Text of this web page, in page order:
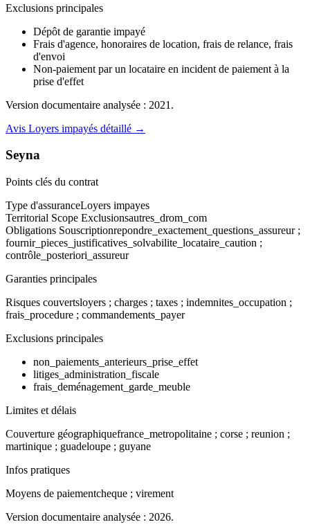
Exclusions principales
Dépôt de garantie impayé
Frais d'agence, honoraires de location, frais de relance, frais
d'envoi
Non-paiement par un locataire en incident de paiement à la
prise d'effet
Version documentaire analysée : 2021 .
Avis Loyers impayés détaillé →
Seyna
Points clés du contrat
Type d'assuranceLoyers impayes
Territorial Scope Exclusionsautres_drom_com
Obligations Souscriptionrepondre_exactement_questions_assureur ;
fournir_pieces_justificatives_solvabilite_locataire_caution ;
contrôle_posteriori_assureur
Garanties principales
Risques couvertsloyers ; charges ; taxes ; indemnites_occupation ;
frais_procedure ; commandements_payer
Exclusions principales
non_paiements_anterieurs_prise_effet
litiges_administration_fiscale
frais_deménagement_garde_meuble
Limites et délais
Couverture géographiquefrance_metropolitaine ; corse ; reunion ;
martinique ; guadeloupe ; guyane
Infos pratiques
Moyens de paiementcheque ; virement
Version documentaire analysée : 2026.